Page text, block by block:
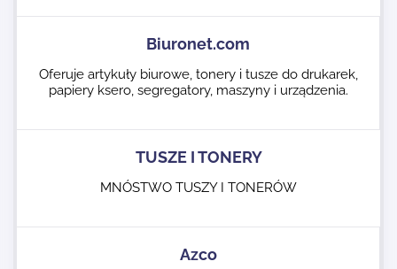
Biuronet.com
Oferuje artykuły biurowe, tonery i tusze do drukarek,
papiery ksero, segregatory, maszyny i urządzenia.
TUSZE I TONERY
MNÓSTWO TUSZY I TONERÓW
Azco